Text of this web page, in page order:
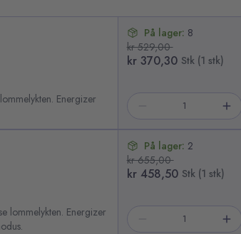
Energizer
kr 529,00
kr 370,30 Stk (1 stk)
På lager: 8
lommelykten. Energizer
kr 655,00
kr 458,50 Stk (1 stk)
På lager: 2